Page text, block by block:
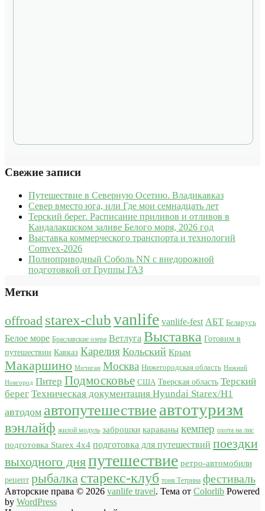
Свежие записи
Путешествие в Северную Осетию. Владикавказ
Север вместо юга, или Где мои семнадцать лет
Терский берег. Расписание приливов и отливов в
Кандалакшском заливе Белого моря, 2026 год
Выставка коммерческого транспорта и технологий
Comvex-2026
Полноприводный Соболь NN с внедорожной
подготовкой от Группы ГАЗ
Метки
offroad starex-clubvanlife vanlife-fest АБТ Беларусь
Белое море Браславские озера Ветлуга Выставка Готовим в
путешествии Кавказ Карелия Кольский Крым
Макаршино Мичиган Москва Нижегородская область Нижний
Новгород Питер Подмосковье США Тверская область Терский
берег Техническая документация Hyundai Starex/H1
автодом автопутешествие автотуризм
вэнлайф жилой модуль заброшки караваны кемпер охота на лис
подготовка Starex 4x4 подготовка для путешествий поездки
выходного дняпутешествие ретро-автомобили
рецепт рыбалка старекс-клуб тоня Тетрина фестиваль
Авторские права © 2026 vanlife travel. Тема от Colorlib Powered
by WordPress